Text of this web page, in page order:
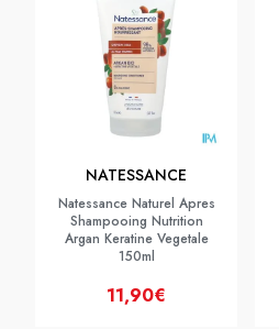
NATESSANCE
Natessance Naturel Apres
Shampooing Nutrition
Argan Keratine Vegetale
150ml
11,90€